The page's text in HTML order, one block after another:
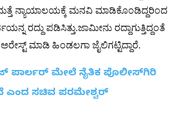
ನ್ಯಾಯಾಲಯಕ್ಕೆ ಮನವಿ ಮಾಡಿಕೊಂಡಿದ್ದರಿಂದ
ರದ್ದು ಪಡಿಸಿತ್ತು.‌ಜಾಮೀನು ರದ್ದಾಗುತ್ತಿದ್ದಂತೆ
ಮಾಡಿ ಹಿಂಡಲಗಾ ಜೈಲಿಗಟ್ಟಿದ್ದಾರೆ.
ಪಾರ್ಲರ್​ ಮೇಲೆ ನೈತಿಕ ಪೊಲೀಸ್​ಗಿರಿ
ಎಂದ ಸಚಿವ ಪರಮೇಶ್ವರ್